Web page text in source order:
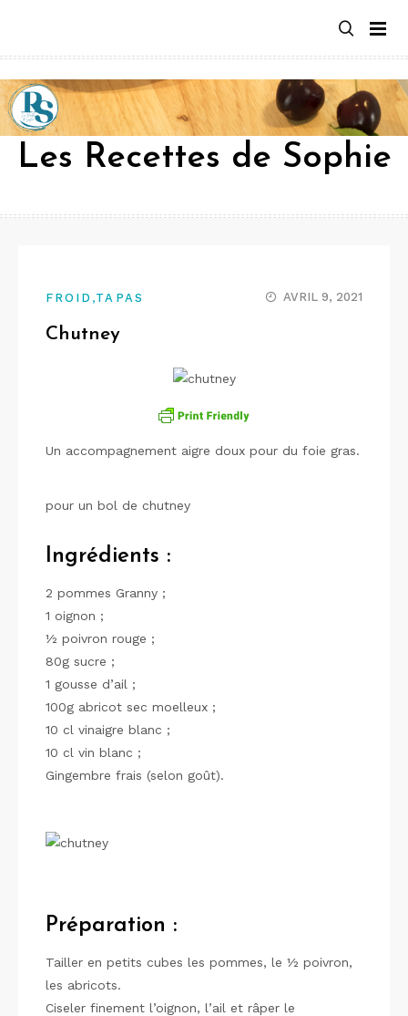
contenu
Les Recettes de Sophie
FROID ,TAPAS AVRIL 9, 2021
Chutney
Un accompagnement aigre doux pour du foie gras.
pour un bol de chutney
Ingrédients :
2 pommes Granny ;
1 oignon ;
½ poivron rouge ;
80g sucre ;
1 gousse d’ail ;
100g abricot sec moelleux ;
10 cl vinaigre blanc ;
10 cl vin blanc ;
Gingembre frais (selon goût).
Préparation :
Tailler en petits cubes les pommes, le ½ poivron,
les abricots.
Ciseler finement l’oignon, l’ail et râper le